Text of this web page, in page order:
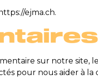
ejma.ch.
sur notre site,
pour nous aider à la